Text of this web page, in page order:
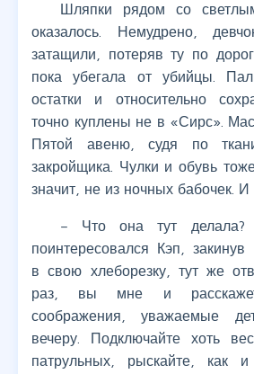
Шляпки рядом со
оказалось. Немудрено,
затащили, потеряв ту по
пока убегала от убийцы.
остатки и относительно
точно куплены не в «Сирс».
Пятой авеню, судя по
закройщика. Чулки и обувь
значит, не из ночных бабочек. И
– Что она тут
поинтересовался Кэп, закинув
в свою хлеборезку, тут же
раз, вы мне и
соображения, уважаемые
вечеру. Подключайте хоть
патрульных, рыскайте, как